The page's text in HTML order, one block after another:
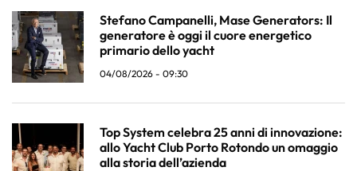
Stefano Campanelli, Mase Generators: Il
generatore è oggi il cuore energetico
primario dello yacht
04/08/2026 - 09:30
Top System celebra 25 anni di innovazione:
allo Yacht Club Porto Rotondo un omaggio
alla storia dell’azienda